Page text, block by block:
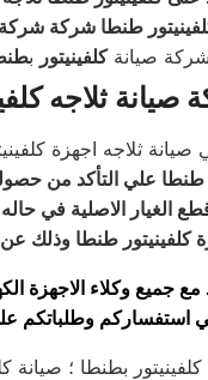
طنطا شركة شركة
شركة صيانةكلفينيتور ب
صيانة ثلاجه
ثلاجه اجهزة
طنطا علي التأكد من
الاصلية في حاله
كلفينيتور طنطا وذلك
مع جميع وكلاء الاجهزة
وطلباتكم علي مدار
بطنطا ؛ صيانة